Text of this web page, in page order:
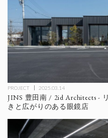
PROJECT 2025.03.14
JINS 豊田南 / 2id Architects -
きと広がりのある眼鏡店